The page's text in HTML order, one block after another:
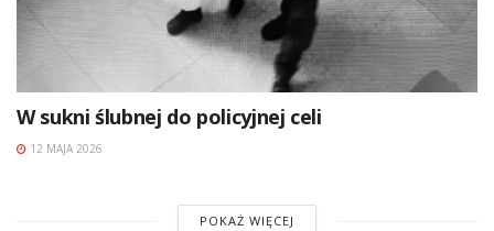
W sukni ślubnej do policyjnej celi
12 MAJA 2026
POKAŻ WIĘCEJ